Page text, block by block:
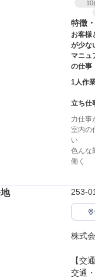
10
特徴
お客様
が少な
マニュ
の仕事
1人作
立ち仕
力仕事
室内の
い
色んな
働く
253-
株式
【交
交通